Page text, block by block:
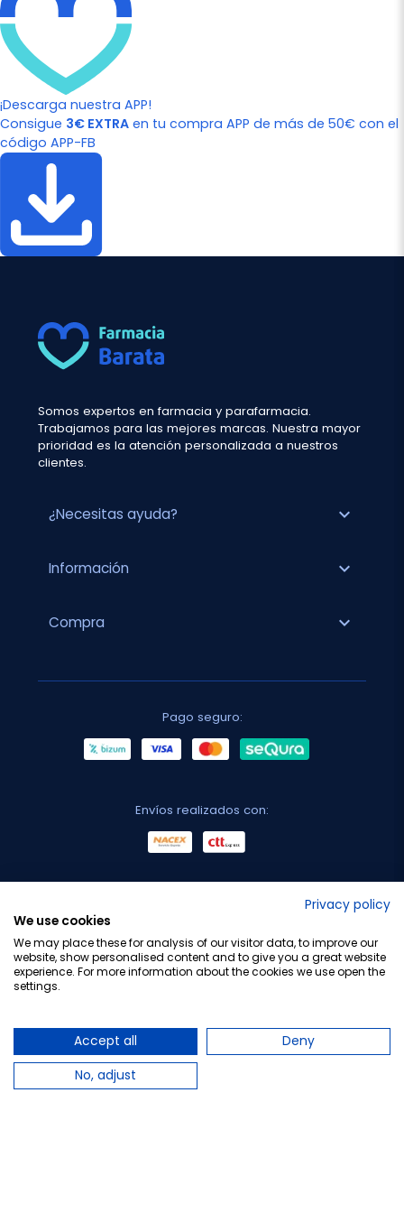
¡Descarga nuestra APP!
Consigue 3€ EXTRA en tu compra APP de más de 50€ con el
código APP-FB
Somos expertos en farmacia y parafarmacia.
Trabajamos para las mejores marcas. Nuestra mayor
prioridad es la atención personalizada a nuestros
clientes.
¿Necesitas ayuda? expand_more
Información expand_more
Compra expand_more
Pago seguro:
Envíos realizados con:
Privacy policy
We use cookies
We may place these for analysis of our visitor data, to improve our
website, show personalised content and to give you a great website
experience. For more information about the cookies we use open the
settings.
Accept all
Deny
No, adjust